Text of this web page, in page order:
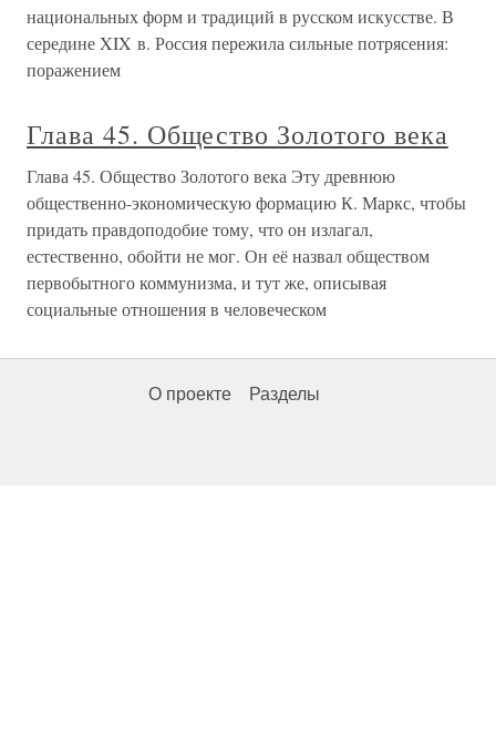
национальных форм и традиций в русском искусстве. В
середине XIX в. Россия пережила сильные потрясения:
поражением
Глава 45. Общество Золотого века
Глава 45. Общество Золотого века Эту древнюю
общественно-экономическую формацию К. Маркс, чтобы
придать правдоподобие тому, что он излагал,
естественно, обойти не мог. Он её назвал обществом
первобытного коммунизма, и тут же, описывая
социальные отношения в человеческом
О проекте Разделы